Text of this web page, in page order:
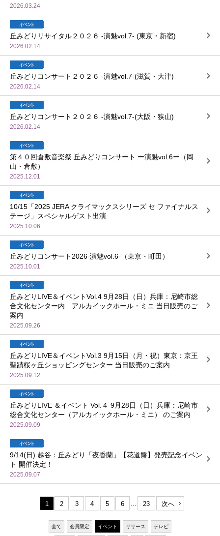
2026.03.24
丘みどりリサイタル２０２６ -演魅vol.7- (東京・新宿)
2026.02.14
丘みどりコンサート２０２６ -演魅vol.7-(滋賀・大津)
2026.02.14
丘みどりコンサート２０２６ -演魅vol.7-(大阪・狭山)
2026.02.14
第４０回倉敷音楽祭 丘みどりコンサート ー演魅vol.6ー（岡
山・倉敷）
2025.12.01
10/15「2025 JERA クライマックスシリーズ セ ファイナルス
テージ」スペシャルゲスト出演
2025.10.06
丘みどりコンサート2026-演魅vol.6-（東京・町田）
2025.10.01
丘みどりLIVE＆イベントVol.4 9月28日（日）兵庫：尼崎市総
合文化センター内 アルカイックホール・ミニ 当日販売のご
案内
2025.09.26
丘みどりLIVE＆イベントVol.3 9月15日（月・祝）東京：京王
聖蹟桜ヶ丘ショッピングセンター 当日販売のご案内
2025.09.12
丘みどりLIVE ＆イベント Vol.４ 9月28日（日）兵庫：尼崎市
総合文化センター（アルカイックホール・ミニ） のご案内
2025.09.09
9/14(日) 越谷：丘みどり「夜香蘭」【花道盤】発売記念イベン
ト 開催決定！
2025.09.07
1 2 3 4 5 6 ... 23 次へ
全て 会員限定 イベント リリース テレビ